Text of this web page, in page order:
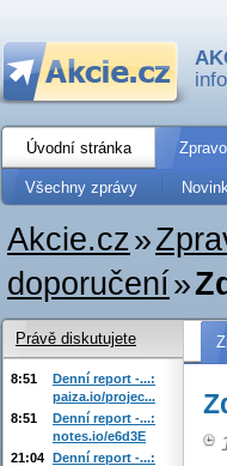
Úvodní stránka
Všechny zprávy
Akcie.cz»
doporučení»
Právě diskutujete
8:51
Denní report -...:
paiza.io/projec...
8:51
Denní report -...:
notes.io/e6d3E
21:04 Denní report -...: